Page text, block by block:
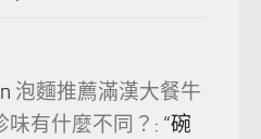
泡麵推薦滿漢大餐牛
味有什麼不同？ : “碗